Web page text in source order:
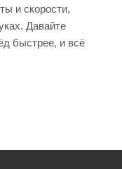
и скорости,
Давайте
быстрее, и всё